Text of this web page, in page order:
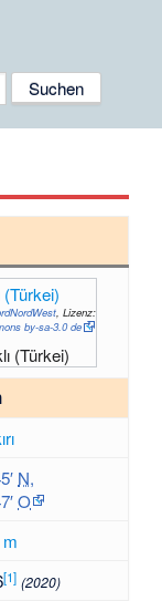
, Lizenz:
by-sa-3.0 de
(Türkei)
N,
O
m
[1] (2020)